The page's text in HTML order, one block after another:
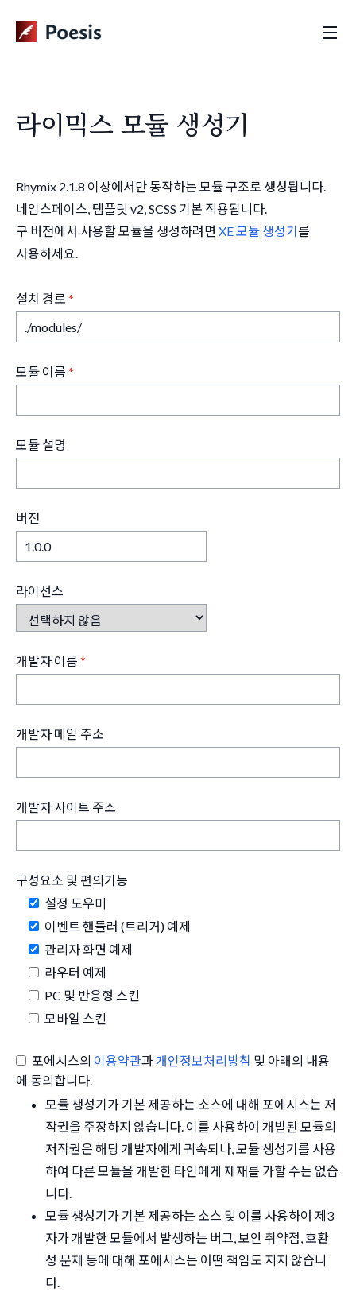
라이믹스 모듈 생성기
Rhymix 2.1.8 이상에서만 동작하는 모듈 구조로 생성됩니다.
네임스페이스, 템플릿 v2, SCSS 기본 적용됩니다.
구 버전에서 사용할 모듈을 생성하려면 XE 모듈 생성기를
사용하세요.
설치 경로 *
모듈 이름 *
모듈 설명
버전
라이선스
개발자 이름 *
개발자 메일 주소
개발자 사이트 주소
구성요소 및 편의기능
설정 도우미
이벤트 핸들러 (트리거) 예제
관리자 화면 예제
라우터 예제
PC 및 반응형 스킨
모바일 스킨
포에시스의 이용약관과개인정보처리방침 및 아래의 내용
에 동의합니다.
모듈 생성기가 기본 제공하는 소스에 대해 포에시스는 저
작권을 주장하지 않습니다. 이를 사용하여 개발된 모듈의
저작권은 해당 개발자에게 귀속되나, 모듈 생성기를 사용
하여 다른 모듈을 개발한 타인에게 제재를 가할 수는 없습
니다.
모듈 생성기가 기본 제공하는 소스 및 이를 사용하여 제3
자가 개발한 모듈에서 발생하는 버그, 보안 취약점, 호환
성 문제 등에 대해 포에시스는 어떤 책임도 지지 않습니
다.